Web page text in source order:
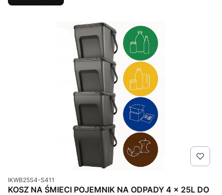
Kod produktu
IKWB25S4-S411
KOSZ NA ŚMIECI POJEMNIK NA ODPADY 4 x 25L DO